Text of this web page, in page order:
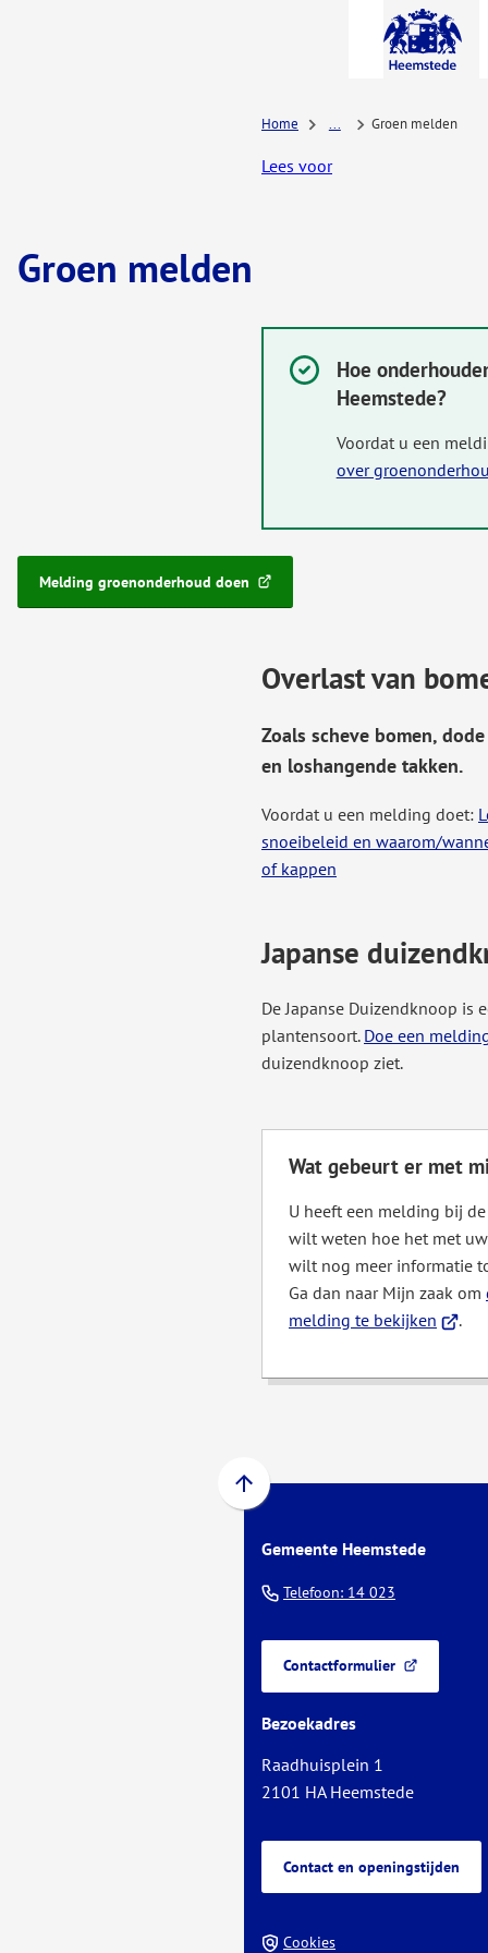
A-Z-
menu
Home Groen melden
Lees voor
Groen melden
Succesvol:
Hoe
Heemstede?
Voordat u een
over
Melding groenonderhoud doen
(Verwijst
Overlast van
Zoals scheve bomen,
en loshangende takken.
Voordat u een melding doet:
snoeibeleid en waarom/
of kappen
Japanse
De Japanse Duizendknoop is
plantensoort. Doe een
duizendknoop ziet.
Wat gebeurt er met
U heeft een melding bij
wilt weten hoe het met
wilt nog meer informatie
Ga dan naar Mijn zaak om
melding te bekijken
een
.
Scroll
boven
het
paginainhoud
Gemeente Heemstede
Telefoon: 14 023
een
Contactformulier
(Verwijst
een
website)
Bezoekadres
Raadhuisplein 1
2101 HA Heemstede
Contact en openingstijden
Cookies